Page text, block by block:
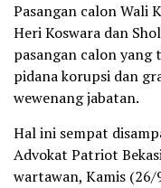
Pasangan calon Wali
Heri Koswara dan
pasangan calon yang
pidana korupsi dan
wewenang jabatan.
Hal ini sempat
Advokat Patriot
wartawan, Kamis (26/